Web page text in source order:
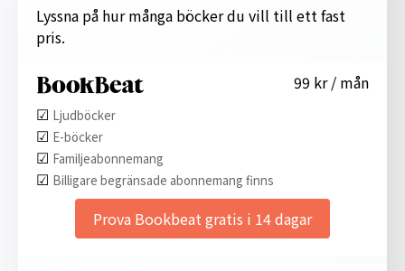
Lyssna på hur många böcker du vill till ett fast
pris.
99 kr / mån
☑︎ Ljudböcker
☑︎ E-böcker
☑︎ Familjeabonnemang
☑︎ Billigare begränsade abonnemang finns
Prova Bookbeat gratis i 14 dagar